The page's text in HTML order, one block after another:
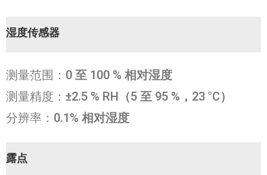
湿度传感器
测量范围： 0 至 100 % 相对湿度
测量精度： ±2.5 % RH（5 至 95 %，23 °C）
分辨率： 0.1% 相对湿度
露点